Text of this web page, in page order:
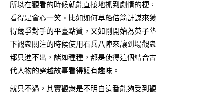
所以在觀看的時候就能直接地抓到劇情的梗，
看得是會心一笑。比如如何草船借箭計謀來獲
得競爭對手的平臺點贊，又如剛開始為英子墊
下觀衆關注的時候使用石兵八陣來讓到場觀衆
都只進不出，諸如種種，都是使得這個結合古
代人物的穿越故事看得饒有趣味。
就只不過，其實觀衆是不明白這番能夠受到觀